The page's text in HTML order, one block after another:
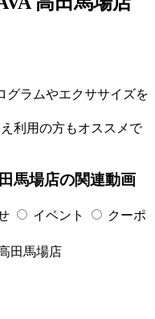
グラムやエクササイズを
利用の方もオススメで
馬場店の関連動画
イベント
クーポ
田馬場店